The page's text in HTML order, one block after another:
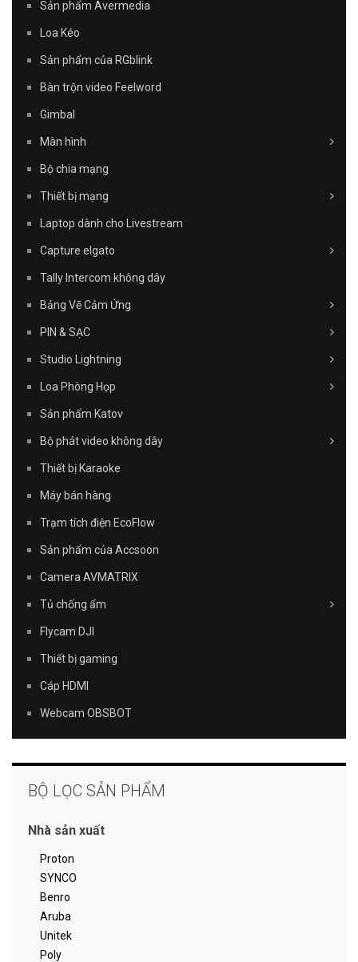
Sản phẩm Avermedia
Loa Kéo
Sản phẩm của RGblink
Bàn trộn video Feelword
Gimbal
Màn hình
Bộ chia mạng
Thiết bị mạng
Laptop dành cho Livestream
Capture elgato
Tally Intercom không dây
Bảng Vẽ Cảm Ứng
PIN & SẠC
Studio Lightning
Loa Phòng Họp
Sản phẩm Katov
Bộ phát video không dây
Thiết bị Karaoke
Máy bán hàng
Trạm tích điện EcoFlow
Sản phẩm của Accsoon
Camera AVMATRIX
Tủ chống ẩm
Flycam DJI
Thiết bị gaming
Cáp HDMI
Webcam OBSBOT
BỘ LỌC SẢN PHẨM
Nhà sản xuất
Proton
SYNCO
Benro
Aruba
Unitek
Poly